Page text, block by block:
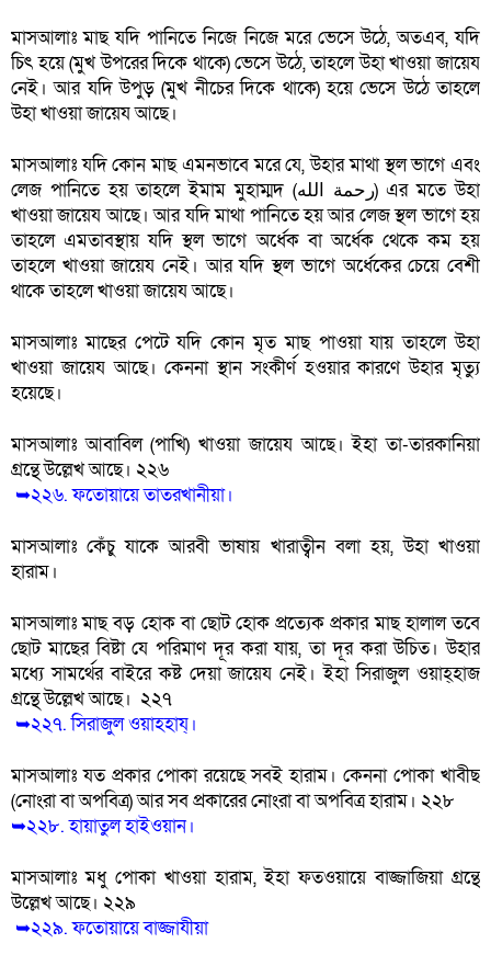
মাসআলাঃ মাছ যদি পানিতে নিজে নিজে মরে ভেসে উঠে, অতএব, যদি
চিৎ হয়ে (মুখ উপরের দিকে থাকে) ভেসে উঠে, তাহলে উহা খাওয়া জায়েয
নেই। আর যদি উপুড় (মুখ নীচের দিকে থাকে) হয়ে ভেসে উঠে তাহলে
উহা খাওয়া জায়েয আছে।
মাসআলাঃ যদি কোন মাছ এমনভাবে মরে যে, উহার মাথা স্থল ভাগে এবং
লেজ পানিতে হয় তাহলে ইমাম মুহাম্মদ (رحمة الله) এর মতে উহা
খাওয়া জায়েয আছে। আর যদি মাথা পানিতে হয় আর লেজ স্থল ভাগে হয়
তাহলে এমতাবস্থায় যদি স্থল ভাগে অর্ধেক বা অর্ধেক থেকে কম হয়
তাহলে খাওয়া জায়েয নেই। আর যদি স্থল ভাগে অর্ধেকের চেয়ে বেশী
থাকে তাহলে খাওয়া জায়েয আছে।
মাসআলাঃ মাছের পেটে যদি কোন মৃত মাছ পাওয়া যায় তাহলে উহা
খাওয়া জায়েয আছে। কেননা স্থান সংকীর্ণ হওয়ার কারণে উহার মৃত্যু
হয়েছে।
মাসআলাঃ আবাবিল (পাখি) খাওয়া জায়েয আছে। ইহা তা-তারকানিয়া
গ্রন্থে উল্লেখ আছে। ২২৬
➥২২৬. ফতোয়ায়ে তাতরখানীয়া।
মাসআলাঃ কেঁচু যাকে আরবী ভাষায় খারাত্বীন বলা হয়, উহা খাওয়া
হারাম।
মাসআলাঃ মাছ বড় হোক বা ছোট হোক প্রত্যেক প্রকার মাছ হালাল তবে
ছোট মাছের বিষ্টা যে পরিমাণ দূর করা যায়, তা দূর করা উচিত। উহার
মধ্যে সামর্থের বাইরে কষ্ট দেয়া জায়েয নেই। ইহা সিরাজুল ওয়াহ্হাজ
গ্রন্থে উল্লেখ আছে।  ২২৭
➥২২৭. সিরাজুল ওয়াহহায্।
মাসআলাঃ যত প্রকার পোকা রয়েছে সবই হারাম। কেননা পোকা খাবীছ
(নোংরা বা অপবিত্র) আর সব প্রকারের নোংরা বা অপবিত্র হারাম। ২২৮
➥২২৮. হায়াতুল হাইওয়ান।
মাসআলাঃ মধু পোকা খাওয়া হারাম, ইহা ফতওয়ায়ে বাজ্জাজিয়া গ্রন্থে
উল্লেখ আছে। ২২৯
➥২২৯. ফতোয়ায়ে বাজ্জাযীয়া